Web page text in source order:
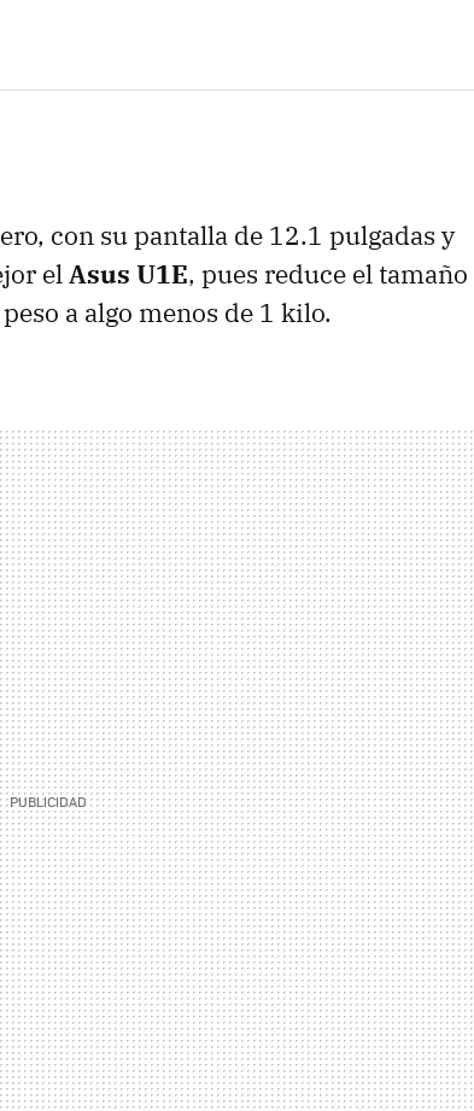
con su pantalla de 12.1 pulgadas y
elAsus U1E, pues reduce el tamaño
a algo menos de 1 kilo.